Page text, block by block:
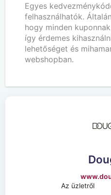
Egyes
felhasználhatók.
hogy minden
így érdemes
lehetőséget és
webshopban.
Az üzletről